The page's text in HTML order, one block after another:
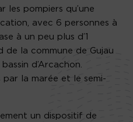
les pompiers qu’une
avec 6 personnes à
à un peu plus d’1
de la commune de Gujau
d’Arcachon.
par la marée et le semi-
un dispositif de